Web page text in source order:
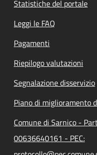
Statistiche del portale
Leggi le FAQ
Pagamenti
Riepilogo valutazioni
Segnalazione disservizio
Piano di miglioramento
Comune di Sarnico -
00636640161 - PEC: